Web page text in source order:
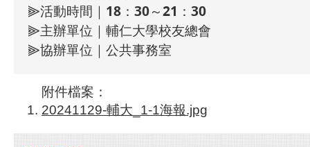
⫸活動時間｜𝟭𝟴：𝟯𝟬～𝟮𝟭：𝟯𝟬
⫸主辦單位｜輔仁大學校友總會
⫸協辦單位｜公共事務室
附件檔案：
20241129-輔大_1-1海報.jpg